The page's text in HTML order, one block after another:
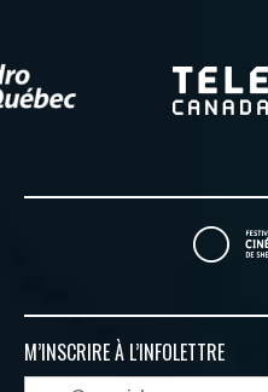
M’INSCRIRE À L’INFOLETTRE